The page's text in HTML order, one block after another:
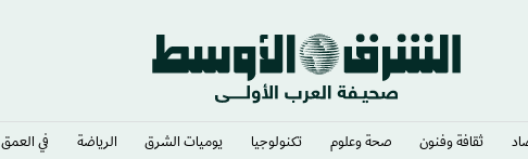
ثقافة وفنون صحة وعلوم تكنولوجيا يوميات الشرق​ الرياضة في العمق